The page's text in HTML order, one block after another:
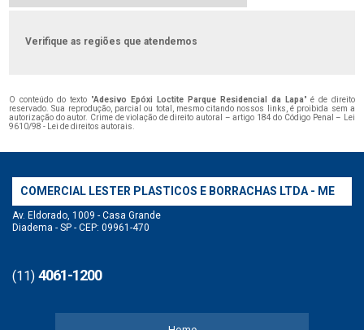
Verifique as regiões que atendemos
O conteúdo do texto "Adesivo Epóxi Loctite Parque Residencial da Lapa" é de direito
reservado. Sua reprodução, parcial ou total, mesmo citando nossos links, é proibida sem a
autorização do autor. Crime de violação de direito autoral – artigo 184 do Código Penal –
Lei
9610/98 - Lei de direitos autorais
COMERCIAL LESTER PLASTICOS E BORRACHAS LTDA - ME
Av. Eldorado, 1009 - Casa Grande
Diadema - SP - CEP: 09961-470
(11) 4061-1200